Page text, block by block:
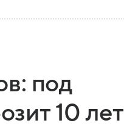
под
10 лет